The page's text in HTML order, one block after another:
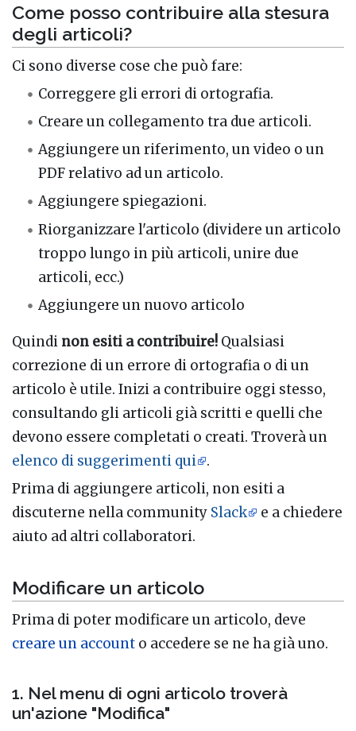
Come posso contribuire alla stesura
degli articoli?
Ci sono diverse cose che può fare:
Correggere gli errori di ortografia.
Creare un collegamento tra due articoli.
Aggiungere un riferimento, un video o un
PDF relativo ad un articolo.
Aggiungere spiegazioni.
Riorganizzare l'articolo (dividere un articolo
troppo lungo in più articoli, unire due
articoli, ecc.)
Aggiungere un nuovo articolo
Quindi non esiti a contribuire! Qualsiasi
correzione di un errore di ortografia o di un
articolo è utile. Inizi a contribuire oggi stesso,
consultando gli articoli già scritti e quelli che
devono essere completati o creati. Troverà un
elenco di suggerimenti qui
.
Prima di aggiungere articoli, non esiti a
discuterne nella community Slack
e a chiedere
aiuto ad altri collaboratori.
Modificare un articolo
Prima di poter modificare un articolo, deve
creare un account o accedere se ne ha già uno.
1. Nel menu di ogni articolo troverà
un'azione "Modifica"